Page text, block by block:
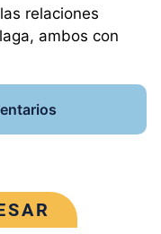
relaciones
ambos con